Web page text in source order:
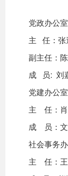
党政办公室
主 任：张
副主任：
成 员: 刘
党建办公室
主 任：
成 员：文
社会事务
主 任：